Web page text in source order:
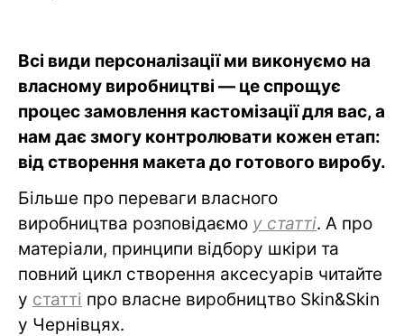
Всі види персоналізації ми виконуємо на
власному виробництві — це спрощує
процес замовлення кастомізації для вас, а
нам дає змогу контролювати кожен етап:
від створення макета до готового виробу.
Більше про переваги власного
виробництва розповідаємо у статті. А про
матеріали, принципи відбору шкіри та
повний цикл створення аксесуарів читайте
у статті про власне виробництво Skin&Skin
у Чернівцях.